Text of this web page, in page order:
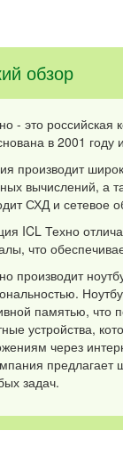
обзор
- это
в 2001 году
производит
вычислений, а
СХД и сетевое
ICL Техно
что
производит
памятью, что
устройства,
через
задач.